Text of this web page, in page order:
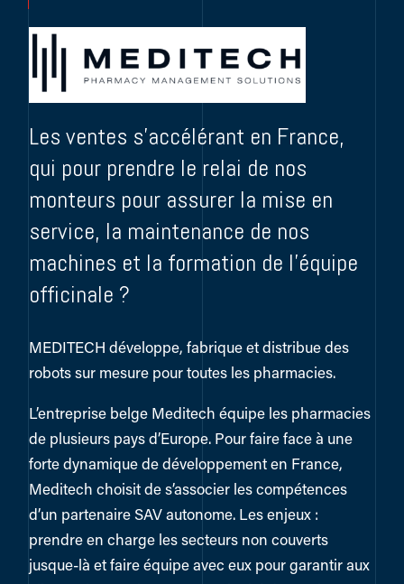
Les ventes s’accélérant en France,
qui pour prendre le relai de nos
monteurs pour assurer la mise en
service, la maintenance de nos
machines et la formation de l’équipe
officinale ?
MEDITECH développe, fabrique et distribue des
robots sur mesure pour toutes les pharmacies.
L’entreprise belge Meditech équipe les pharmacies
de plusieurs pays d’Europe. Pour faire face à une
forte dynamique de développement en France,
Meditech choisit de s’associer les compétences
d’un partenaire SAV autonome. Les enjeux :
prendre en charge les secteurs non couverts
jusque-là et faire équipe avec eux pour garantir aux